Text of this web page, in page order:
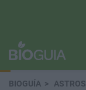
BIOGUÍA ASTROS